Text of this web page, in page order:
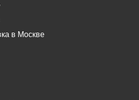
в Москве